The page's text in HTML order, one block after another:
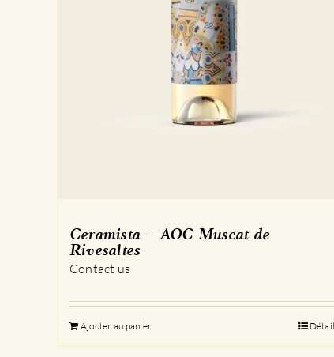
Ceramista – AOC Muscat de
Rivesaltes
Contact us
Ajouter au panier